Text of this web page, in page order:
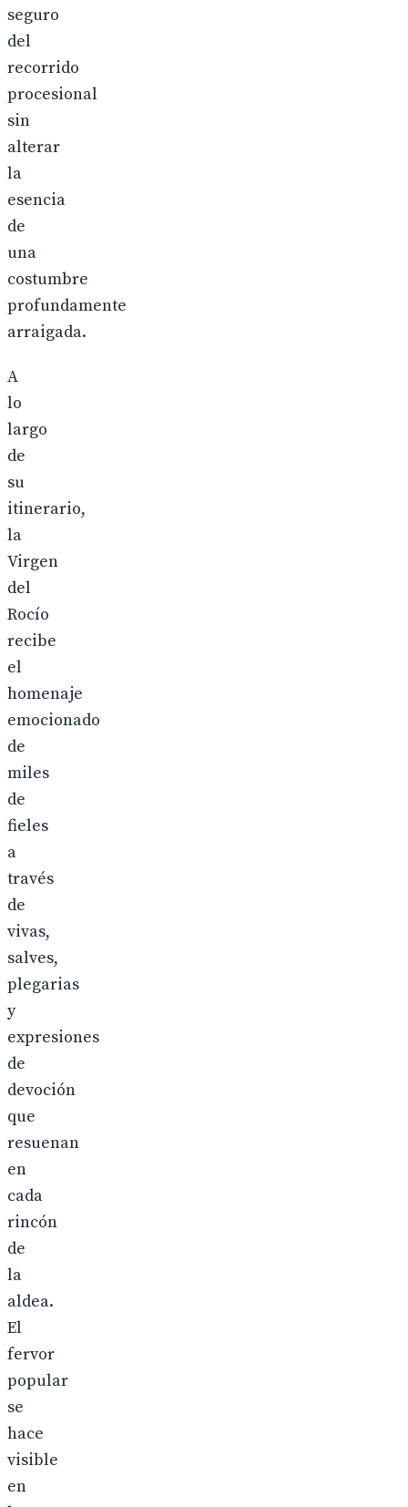
seguro
del
recorrido
procesional
sin
alterar
la
esencia
de
una
costumbre
profundamente
arraigada.
A
lo
largo
de
su
itinerario,
la
Virgen
del
Rocío
recibe
el
homenaje
emocionado
de
miles
de
fieles
a
través
de
vivas,
salves,
plegarias
y
expresiones
de
devoción
que
resuenan
en
cada
rincón
de
la
aldea.
El
fervor
popular
se
hace
visible
en